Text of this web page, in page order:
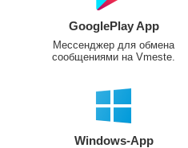
GooglePlay App
Мессенджер для обмена
сообщениями на Vmeste.
Windows-App